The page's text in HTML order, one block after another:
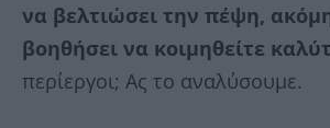
να βελτιώσει την πέψη,
βοηθήσει να κοιμηθείτε
περίεργοι; Ας το αναλύσουμε.